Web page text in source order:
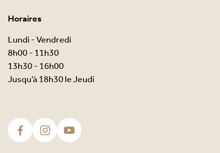
Horaires
Lundi - Vendredi
8h00 - 11h30
13h30 - 16h00
Jusqu’à 18h30 le Jeudi